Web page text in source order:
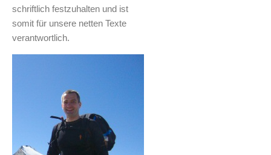
schriftlich festzuhalten und ist
somit für unsere netten Texte
verantwortlich.